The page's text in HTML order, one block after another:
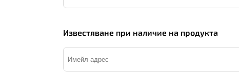
Известяване при наличие на продукта